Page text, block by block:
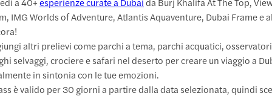
arrivare
a piedi
House
a piedi
arrivare
a piedi
di Al Fahidi
a piedi
autobus: alle 9:00 dalla fermata #1 (Burj Khalifa/Dubai Mall)
autobus: alle 17:00 dalla fermata #1 (Burj Khalifa/Dubai Mall)
ogni 30-40 minuti
più popolari: Dubai Marina, Atlantis the Palm, Souk Madinat,
IMG Worlds of Adventure, Atlantis Aquaventure, Dubai Frame e
altri prelievi come parchi a tema, parchi acquatici,
selvaggi, crociere e safari nel deserto per creare un viaggio a
in sintonia con le tue emozioni.
è valido per 30 giorni a partire dalla data selezionata, quindi